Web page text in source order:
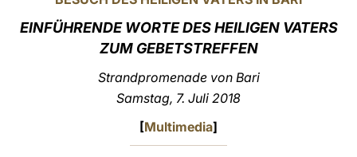
中文
LATINE
EINFÜHRENDE WORTE DES HEILIGEN VATERS
ZUM GEBETSTREFFEN
Strandpromenade von Bari
Samstag, 7. Juli 2018
[Multimedia]